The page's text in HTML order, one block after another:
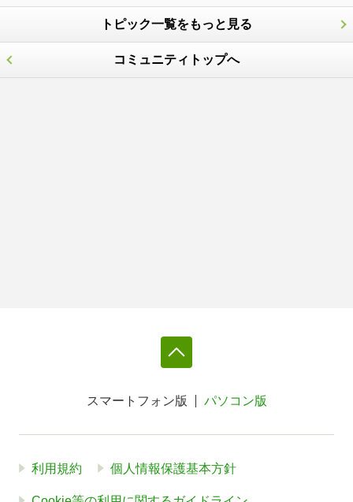
トピック一覧をもっと見る
コミュニティトップへ
スマートフォン版 パソコン版
利用規約 個人情報保護基本方針